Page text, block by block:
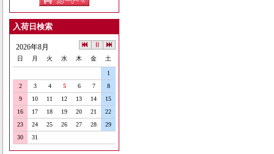
入荷日検索
2026年8月
日 月 火 水 木 金 土
1
2
3 4 5 6 7
8
9
10 11 12 13 14
15
16
17 18 19 20 21
22
23
24 25 26 27 28
29
30
31